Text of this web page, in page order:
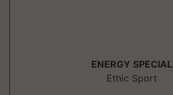
ENERGY SPECIAL
Ethic Sport